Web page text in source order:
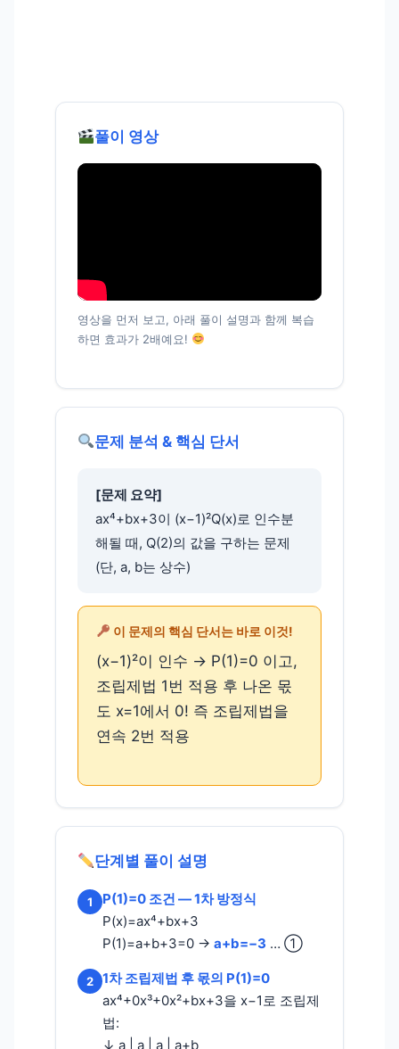
풀이 영상
영상을 먼저 보고, 아래 풀이 설명과 함께 복습
하면 효과가 2배예요!
문제 분석 & 핵심 단서
[문제 요약]
ax⁴+bx+3이 (x−1)²Q(x)로 인수분
해될 때, Q(2)의 값을 구하는 문제
(단, a, b는 상수)
이 문제의 핵심 단서는 바로 이것!
(x−1)²이 인수 → P(1)=0 이고,
조립제법 1번 적용 후 나온 몫
도 x=1에서 0! 즉 조립제법을
연속 2번 적용
단계별 풀이 설명
1
P(1)=0 조건 — 1차 방정식
P(x)=ax⁴+bx+3
P(1)=a+b+3=0 → a+b=−3 … ①
2
1차 조립제법 후 몫의 P(1)=0
ax⁴+0x³+0x²+bx+3을 x−1로 조립제
법:
↓ a | a | a | a+b